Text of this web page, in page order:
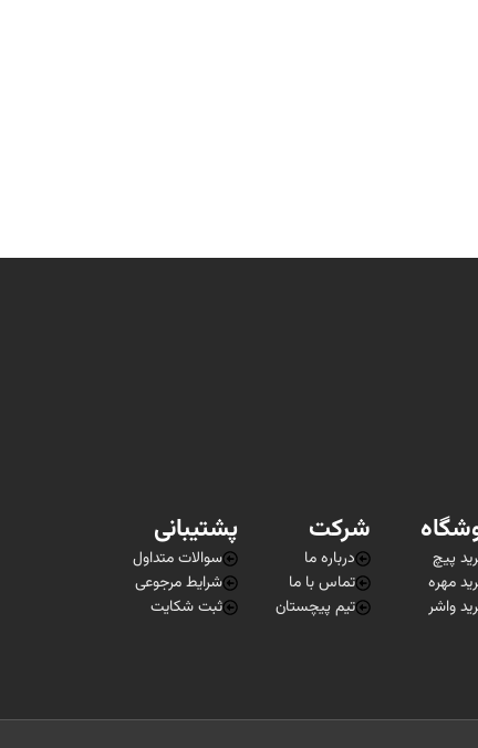
پیچ
مهره
واشر
شرکت
درباره ما
تماس با ما
تیم پیچستان
پشتیبانی
سوالات متداول
شرایط مرجوعی
ثبت شکایت